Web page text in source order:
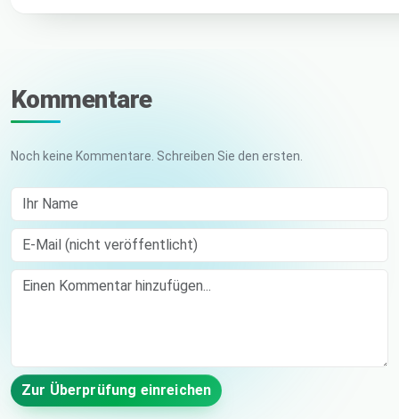
Kommentare
Noch keine Kommentare. Schreiben Sie den ersten.
Ihr Name
E-Mail (nicht veröffentlicht)
Comment
Zur Überprüfung einreichen